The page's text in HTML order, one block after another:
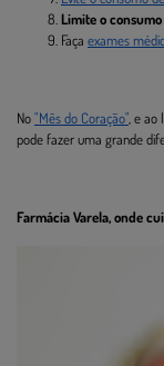
Limite o
Faça exames
No"Mês do Coração" , e
pode fazer uma grande
Farmácia Varela, onde